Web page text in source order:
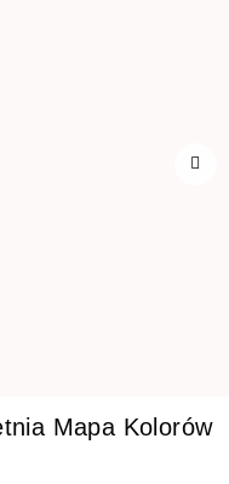
Mapa Kolorów